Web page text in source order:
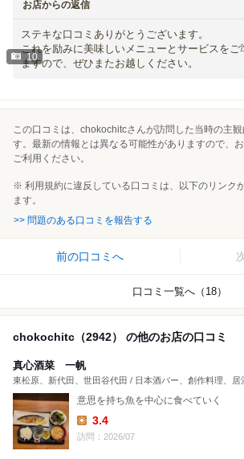
10
お店からの返信
ステキな口コミありがとうございます。
これを励みに美味しいメニューとサービスをご
ますので、ぜひまたお越しください。
この口コミは、chokochitcさんが訪問した当時の主
す。最新の情報とは異なる可能性がありますので、
ご利用ください。
※ 利用規約に違反している口コミは、以下のリンク
ます。
>> 問題のある口コミを報告する
前の口コミへ
口コミ一覧へ（18）
chokochitc（2942） の他のお店の口コミ
真心酒菜 一帆
東松原、新代田、世田谷代田 / 日本酒バー、創作料理、居
意思を持ち魚を中心に食べていく
Lunch:
3.4
訪問：2026/07